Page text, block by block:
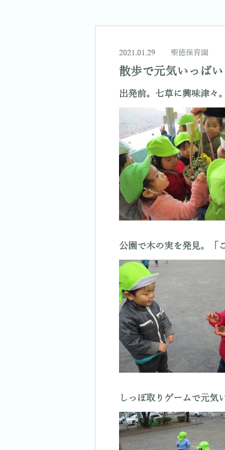
2021.01.29 聖徳保育園
散歩で元気いっぱ
出発前。七草に興味津々
公園で木の実を発見。「
しっぽ取りゲームで元気